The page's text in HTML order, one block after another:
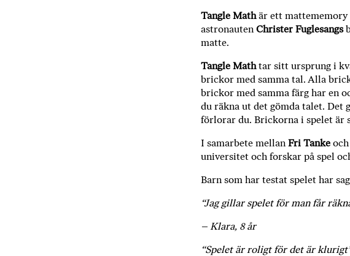
Tangle Mathär ett mattememory
astronauten Christer Fuglesangs
matte.
Tangle Mathtar sitt ursprung i
brickor med samma tal. Alla
brickor med samma färg har en
du räkna ut det gömda talet. Det
förlorar du. Brickorna i spelet är
I samarbete mellan Fri Tanke och
universitet och forskar på spel
Barn som har testat spelet har
“Jag gillar spelet för man får
– Klara, 8 år
“Spelet är roligt för det är